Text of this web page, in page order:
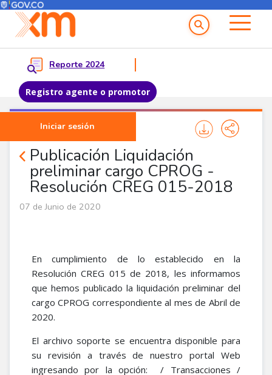
Pasar al contenido principal
Menú del Usuario
Reporte 2024
Registro agente o promotor
Iniciar sesión
Menu principal
Publicación Liquidación
preliminar cargo CPROG -
Resolución CREG 015-2018
Noticias Agentes
07 de Junio de 2020
En cumplimiento de lo establecido en la
Resolución CREG 015 de 2018, les informamos
que hemos publicado la liquidación preliminar del
cargo CPROG correspondiente al mes de Abril de
2020.
El archivo soporte se encuentra disponible para
su revisión a través de nuestro portal Web
ingresando por la opción: / Transacciones /